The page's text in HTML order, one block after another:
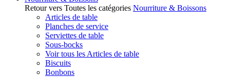
Retour vers Toutes les catégories Nourriture & Boissons
Articles de table
Planches de service
Serviettes de table
Sous-bocks
Voir tous les Articles de table
Biscuits
Bonbons